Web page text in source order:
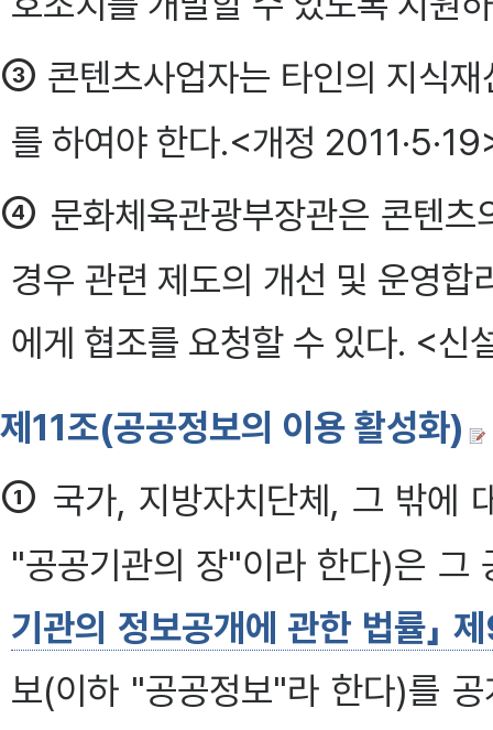
③ 콘텐츠사업자는 타인의 지식
를 하여야 한다.<개정
④ 문화체육관광부장관은 콘텐
경우 관련 제도의 개선 및 운영합
에게 협조를 요청할 수 있다. <
제11조(공공정보의 이용 활성화)
① 국가, 지방자치단체, 그 밖에
"공공기관의 장"이라 한다)은 그
기관의 정보공개에 관한 법률」
보(이하 "공공정보"라 한다)를